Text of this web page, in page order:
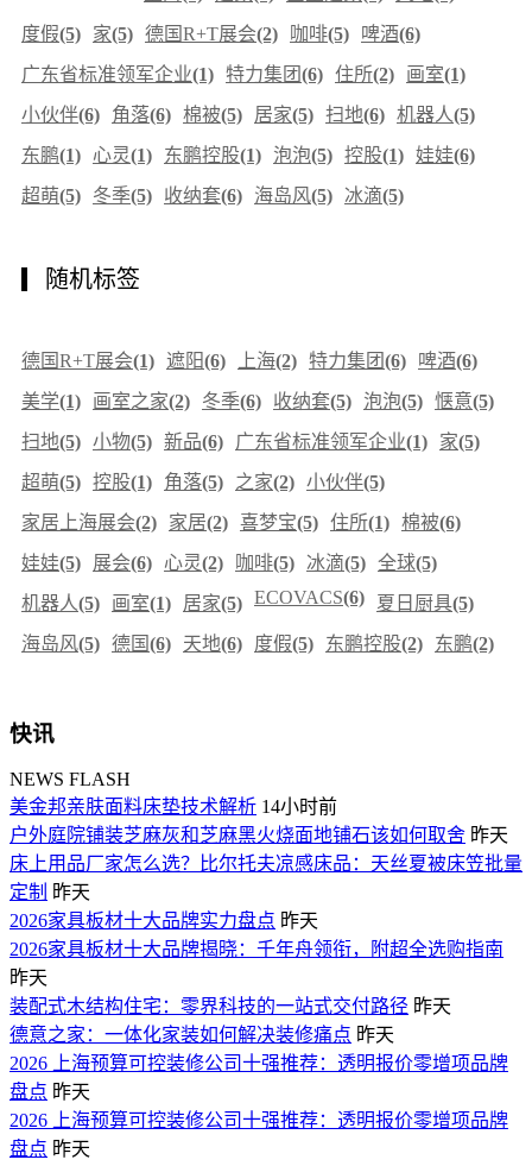
度假(5) 家(5) 德国R+T展会(2) 咖啡(5) 啤酒(6)
广东省标准领军企业(1) 特力集团(6) 住所(2) 画室(1)
小伙伴(6) 角落(6) 棉被(5) 居家(5) 扫地(6) 机器人(5)
东鹏(1) 心灵(1) 东鹏控股(1) 泡泡(5) 控股(1) 娃娃(6)
超萌(5) 冬季(5) 收纳套(6) 海岛风(5) 冰滴(5)
随机标签
德国R+T展会(1) 遮阳(6) 上海(2) 特力集团(6) 啤酒(6)
美学(1) 画室之家(2) 冬季(6) 收纳套(5) 泡泡(5) 惬意(5)
扫地(5) 小物(5) 新品(6) 广东省标准领军企业(1) 家(5)
超萌(5) 控股(1) 角落(5) 之家(2) 小伙伴(5)
家居上海展会(2) 家居(2) 喜梦宝(5) 住所(1) 棉被(6)
娃娃(5) 展会(6) 心灵(2) 咖啡(5) 冰滴(5) 全球(5)
机器人(5) 画室(1) 居家(5) ECOVACS(6) 夏日厨具(5)
海岛风(5) 德国(6) 天地(6) 度假(5) 东鹏控股(2) 东鹏(2)
快讯
NEWS FLASH
美金邦亲肤面料床垫技术解析 14小时前
户外庭院铺装芝麻灰和芝麻黑火烧面地铺石该如何取舍 昨天
床上用品厂家怎么选？比尔托夫凉感床品：天丝夏被床笠批量
定制 昨天
2026家具板材十大品牌实力盘点 昨天
2026家具板材十大品牌揭晓：千年舟领衔，附超全选购指南
昨天
装配式木结构住宅：零界科技的一站式交付路径 昨天
德意之家：一体化家装如何解决装修痛点 昨天
2026 上海预算可控装修公司十强推荐：透明报价零增项品牌
盘点 昨天
2026 上海预算可控装修公司十强推荐：透明报价零增项品牌
盘点 昨天